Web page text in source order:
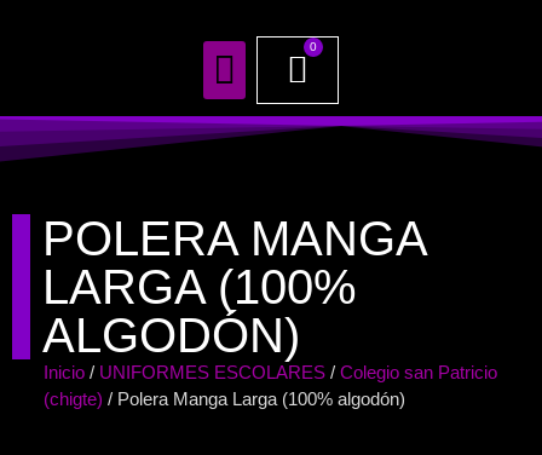
0
POLERA MANGA
LARGA (100%
ALGODÓN)
Inicio / UNIFORMES ESCOLARES / Colegio san Patricio
(chigte) / Polera Manga Larga (100% algodón)